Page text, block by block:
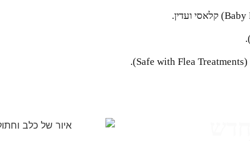
(Safe with Flea Treatments).